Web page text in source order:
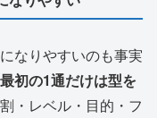
なりやすいのも事実
最初の1通だけは型を
・レベル・目的・フ